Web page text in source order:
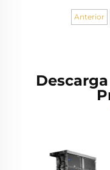
Anterior